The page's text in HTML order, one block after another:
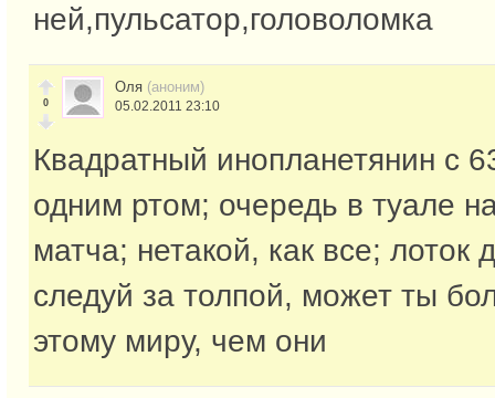
ней,пульсатор,головоломка
0
Оля (аноним)
05.02.2011 23:10
Квадратный инопланетянин с
одним ртом; очередь в туале
матча; нетакой, как все; лоток
следуй за толпой, может ты
этому миру, чем они